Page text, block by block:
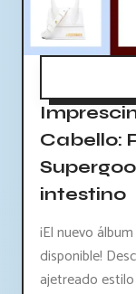
Cabello:
intestino
¡El nuevo
disponible!
ajetreado